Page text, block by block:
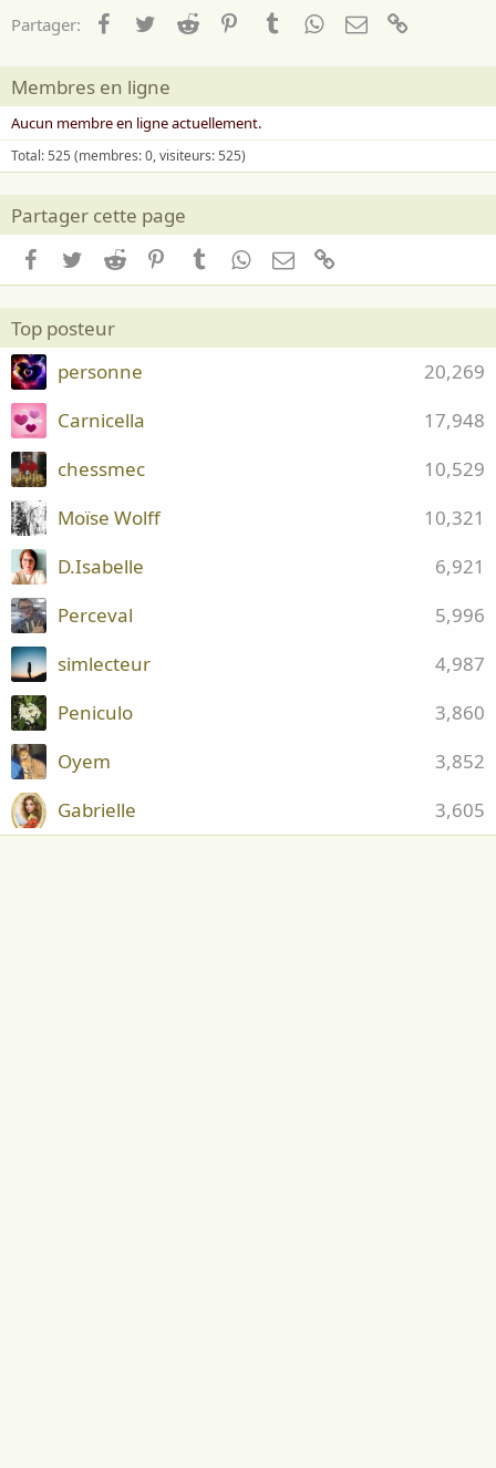
Partager: Facebook
TwitterReddit PinterestTumblrWhatsApp
Email
Membres en ligne
Aucun membre en ligne actuellement.
Total: 525 (membres: 0, visiteurs: 525)
Partager cette page
Facebook
TwitterReddit PinterestTumblrWhatsApp
Email
Top posteur
20,269
personne
17,948
Carnicella
10,529
chessmec
10,321
Moïse Wolff
6,921
D.Isabelle
5,996
Perceval
4,987
simlecteur
3,860
Peniculo
3,852
Oyem
3,605
Gabrielle